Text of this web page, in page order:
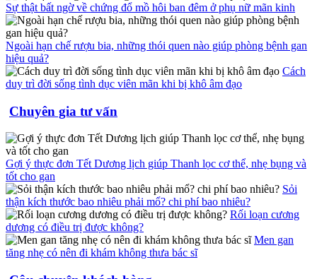
Sự thật bất ngờ về chứng đổ mồ hôi ban đêm ở phụ nữ mãn kinh
Ngoài hạn chế rượu bia, những thói quen nào giúp phòng bệnh gan
hiệu quả?
Cách
duy trì đời sống tình dục viên mãn khi bị khô âm đạo
Chuyên gia tư vấn
Gợi ý thực đơn Tết Dương lịch giúp Thanh lọc cơ thể, nhẹ bụng và
tốt cho gan
Sỏi
thận kích thước bao nhiêu phải mổ? chi phí bao nhiêu?
Rối loạn cương
dương có điều trị được không?
Men gan
tăng nhẹ có nên đi khám không thưa bác sĩ